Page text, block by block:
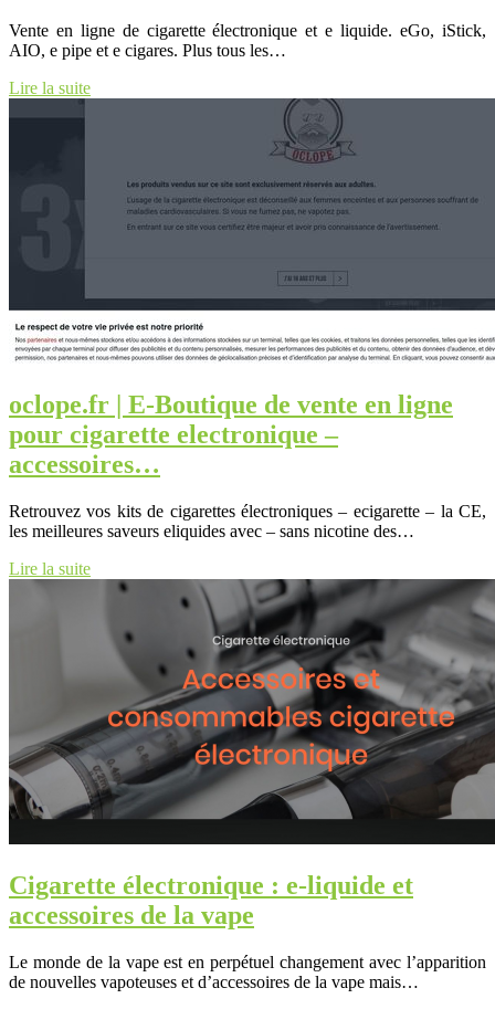
Vente en ligne de cigarette électronique et e liquide. eGo, iStick,
AIO, e pipe et e cigares. Plus tous les…
Lire la suite
oclope.fr | E-Boutique de vente en ligne
pour cigarette electronique –
accessoires…
Retrouvez vos kits de cigarettes électroniques – ecigarette – la CE,
les meilleures saveurs eliquides avec – sans nicotine des…
Lire la suite
Cigarette électronique : e-liquide et
accessoires de la vape
Le monde de la vape est en perpétuel changement avec l’apparition
de nouvelles vapoteuses et d’accessoires de la vape mais…